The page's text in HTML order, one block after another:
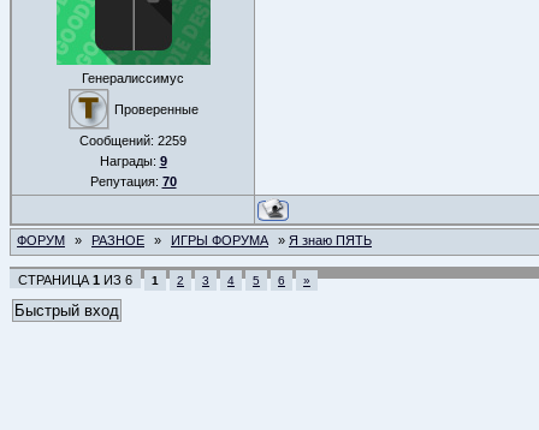
Генералиссимус
Проверенные
Сообщений: 2259
Награды: 9
Репутация: 70
ФОРУМ » РАЗНОЕ » ИГРЫ ФОРУМА » Я знаю ПЯТЬ
СТРАНИЦА 1 ИЗ 6 1 2 3 4 5 6 »